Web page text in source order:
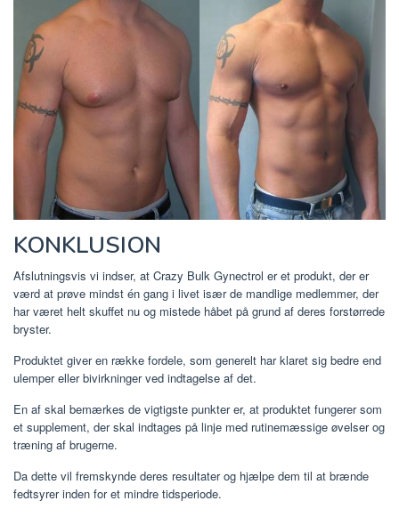
KONKLUSION
Afslutningsvis vi indser, at Crazy Bulk Gynectrol er et produkt, der er
værd at prøve mindst én gang i livet især de mandlige medlemmer, der
har været helt skuffet nu og mistede håbet på grund af deres forstørrede
bryster.
Produktet giver en række fordele, som generelt har klaret sig bedre end
ulemper eller bivirkninger ved indtagelse af det.
En af skal bemærkes de vigtigste punkter er, at produktet fungerer som
et supplement, der skal indtages på linje med rutinemæssige øvelser og
træning af brugerne.
Da dette vil fremskynde deres resultater og hjælpe dem til at brænde
fedtsyrer inden for et mindre tidsperiode.